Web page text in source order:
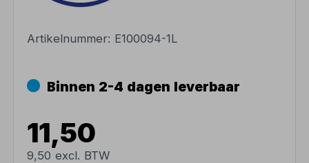
Artikelnummer: E100094-1L
Binnen 2-4 dagen leverbaar
11,50
9,50 excl. BTW